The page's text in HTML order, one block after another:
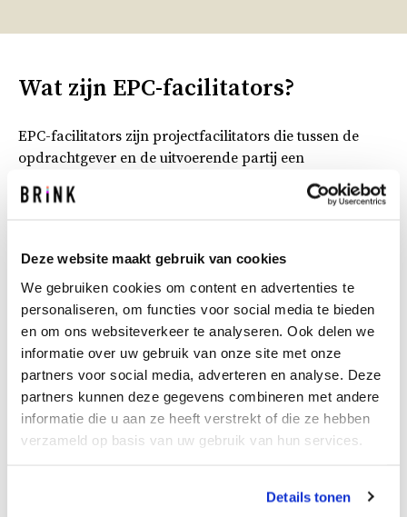
Deze website maakt gebruik van cookies
We gebruiken cookies om content en advertenties te
personaliseren, om functies voor social media te bieden
en om ons websiteverkeer te analyseren. Ook delen we
informatie over uw gebruik van onze site met onze
partners voor social media, adverteren en analyse. Deze
partners kunnen deze gegevens combineren met andere
informatie die u aan ze heeft verstrekt of die ze hebben
verzameld op basis van uw gebruik van hun services.
Details tonen
Wat zijn EPC-facilitators?
EPC-facilitators zijn projectfacilitators die tussen de
opdrachtgever en de uitvoerende partij een
opdrachtgevers te helpen bij de vraagformulering.
opdrachtgevers helpen met energetische, financiële,
juridische en aanbestedingstechnische kennis.
Waarom EPC-facilitators?
Voor veel opdrachtgevers is de aanbesteding via een
EPC complex en tijdrovend. De inzet van deskundige en
onafhankelijke EPC-facilitators kan een goed